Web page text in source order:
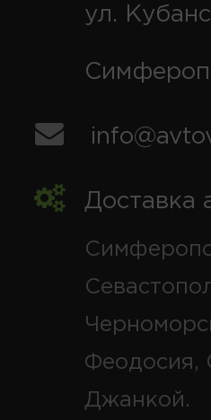
ул.
Доставка
Феодосия,
Джанкой.